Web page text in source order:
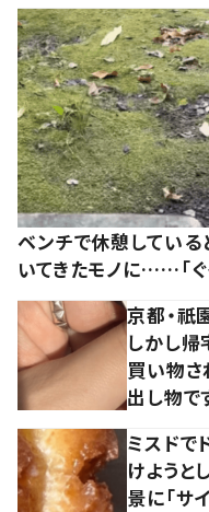
ベンチで休憩してい
いてきたモノに……「ぐ
京都・
しかし
買い物さ
出し物で
ミスドで
けよう
景に「サ